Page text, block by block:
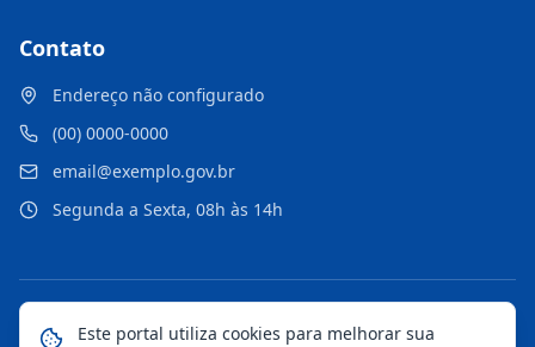
Contato
Endereço não configurado
(00) 0000-0000
email@exemplo.gov.br
Segunda a Sexta, 08h às 14h
© 2026 Portal Municipal. Todos os direitos reservados.
Este portal utiliza cookies para melhorar sua